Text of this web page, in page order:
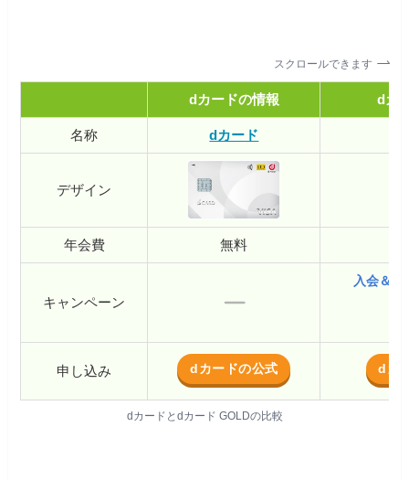
スクロールできます
dカードの情報 dカ
名称 dカード
デザイン
年会費 無料
キャンペーン
入会＆
申し込み dカードの公式 dカ
dカードとdカード GOLDの比較